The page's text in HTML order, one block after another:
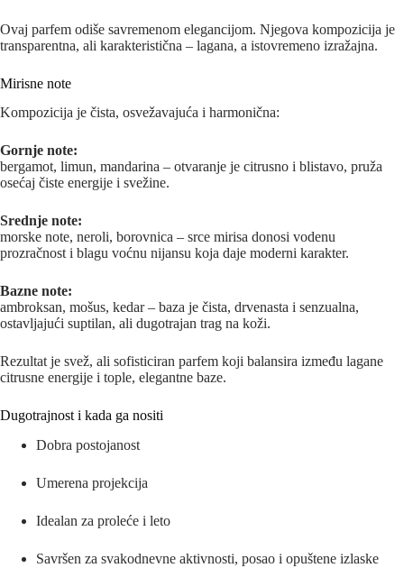
Ovaj parfem odiše savremenom elegancijom. Njegova kompozicija je
transparentna, ali karakteristična – lagana, a istovremeno izražajna.
Mirisne note
Kompozicija je čista, osvežavajuća i harmonična:
Gornje note:
bergamot, limun, mandarina – otvaranje je citrusno i blistavo, pruža
osećaj čiste energije i svežine.
Srednje note:
morske note, neroli, borovnica – srce mirisa donosi vodenu
prozračnost i blagu voćnu nijansu koja daje moderni karakter.
Bazne note:
ambroksan, mošus, kedar – baza je čista, drvenasta i senzualna,
ostavljajući suptilan, ali dugotrajan trag na koži.
Rezultat je svež, ali sofisticiran parfem koji balansira između lagane
citrusne energije i tople, elegantne baze.
Dugotrajnost i kada ga nositi
Dobra postojanost
Umerena projekcija
Idealan za proleće i leto
Savršen za svakodnevne aktivnosti, posao i opuštene izlaske